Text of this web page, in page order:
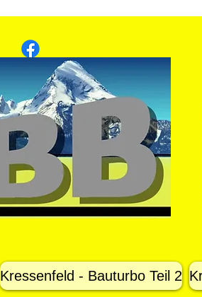
Kressenfeld - Bauturbo Teil 2